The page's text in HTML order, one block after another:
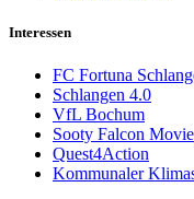
Interessen
FC Fortuna
Schlangen 4.0
VfL Bochum
Sooty Falcon Movie
Quest4Action
Kommunaler